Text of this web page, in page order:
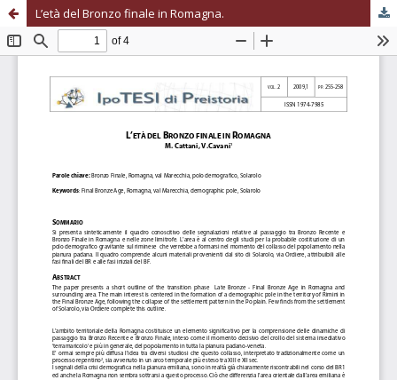
L’età del Bronzo finale in Romagna.